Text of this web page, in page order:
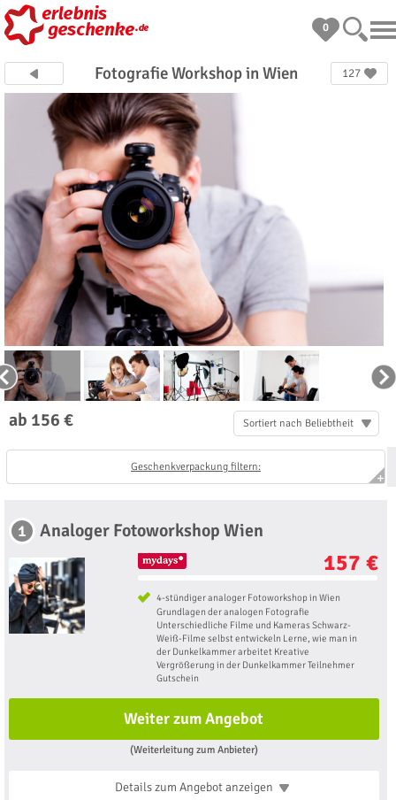
0
Fotografie Workshop in Wien 127
ab 156 € Sortiert nach Beliebtheit
Geschenkverpackung filtern:
1 Analoger Fotoworkshop Wien
157 €
4-stündiger analoger Fotoworkshop in Wien
Grundlagen der analogen Fotografie
Unterschiedliche Filme und Kameras Schwarz-
Weiß-Filme selbst entwickeln Lerne, wie man in
der Dunkelkammer arbeitet Kreative
Vergrößerung in der Dunkelkammer Teilnehmer
Gutschein
Weiter zum Angebot
(Weiterleitung zum Anbieter)
Details zum Angebotanzeigen